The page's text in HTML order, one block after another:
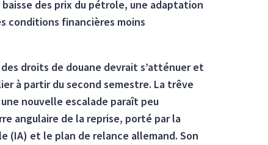
des prix du pétrole, une adaptation
conditions financières moins
droits de douane devrait s’atténuer et
à partir du second semestre. La trêve
nouvelle escalade paraît peu
angulaire de la reprise, porté par la
(IA) et le plan de relance allemand. Son